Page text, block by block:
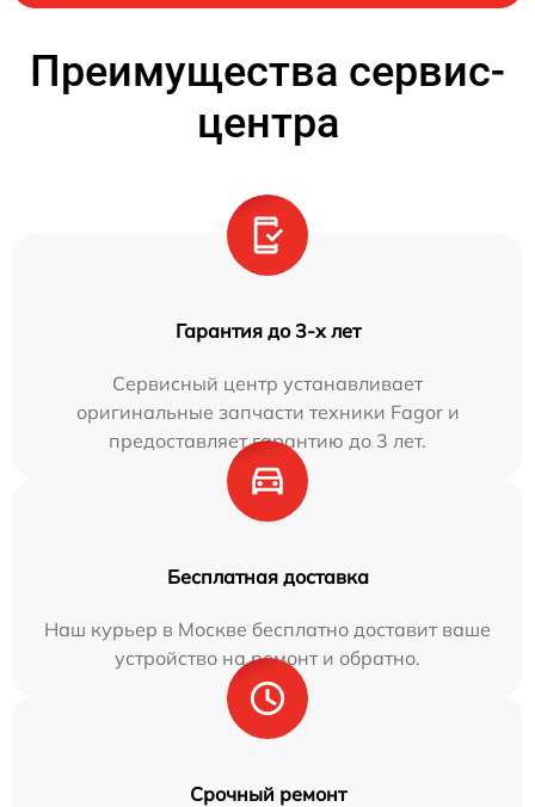
Преимущества сервис-
центра
Гарантия до 3-х лет
Сервисный центр устанавливает
оригинальные запчасти техники Fagor и
предоставляет гарантию до 3 лет.
Бесплатная доставка
Наш курьер в Москве бесплатно доставит ваше
устройство на ремонт и обратно.
Срочный ремонт